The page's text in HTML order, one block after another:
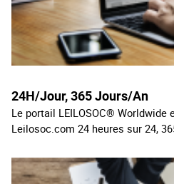
24H/Jour, 365 Jours/An
Le portail LEILOSOC® Worldwide
Leilosoc.com 24 heures sur 24,